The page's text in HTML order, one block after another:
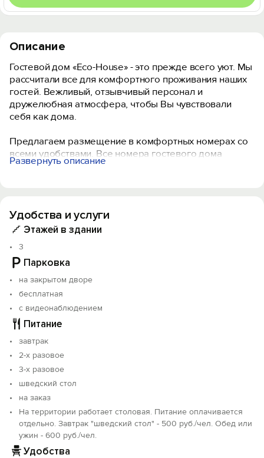
Описание
Гостевой дом «Eco-House» - это прежде всего уют. Мы
рассчитали все для комфортного проживания наших
гостей. Вежливый, отзывчивый персонал и
дружелюбная атмосфера, чтобы Вы чувствовали
себя как дома.
Предлагаем размещение в комфортных номерах со
всеми удобствами. Все номера гостевого дома
располагают собственной ванной комнатой.
любому, кто окажется рядом. Для любителей
активного отдыха предусмотрены места для хранения
есть беседки и зоны для барбекю. К услугам гостей
частная парковка.
Развернуть описание
Удобства и услуги
Этажей в здании
3
Парковка
на закрытом дворе
бесплатная
с видеонаблюдением
Питание
завтрак
2-х разовое
3-х разовое
шведский стол
на заказ
На территории работает столовая. Питание оплачивается
отдельно. Завтрак "шведский стол" - 500 руб./чел. Обед или
ужин - 600 руб./чел.
Удобства